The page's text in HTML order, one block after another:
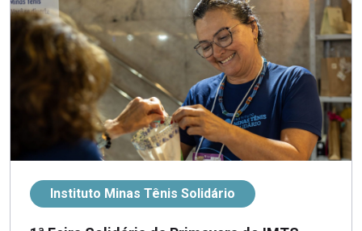
Instituto Minas Tênis Solidário